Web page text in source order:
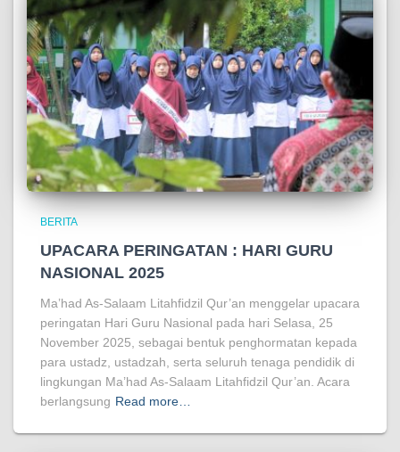
BERITA
UPACARA PERINGATAN : HARI GURU
NASIONAL 2025
Ma’had As-Salaam Litahfidzil Qur’an menggelar upacara
peringatan Hari Guru Nasional pada hari Selasa, 25
November 2025, sebagai bentuk penghormatan kepada
para ustadz, ustadzah, serta seluruh tenaga pendidik di
lingkungan Ma’had As-Salaam Litahfidzil Qur’an. Acara
berlangsung Read more…